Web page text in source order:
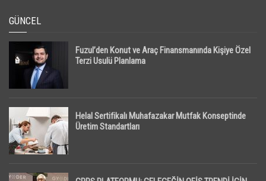
GÜNCEL
Fuzul’den Konut ve Araç Finansmanında Kişiye Özel
Terzi Usulü Planlama
Helal Sertifikalı Muhafazakar Mutfak Konseptinde
Üretim Standartları